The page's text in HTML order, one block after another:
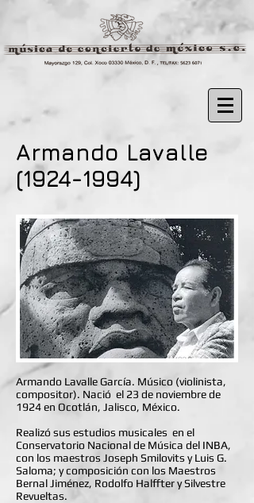
Armando Lavalle
(1924-1994)
Armando Lavalle García. Músico (violinista,
compositor). Nació el 23 de noviembre de
1924 en Ocotlán, Jalisco, México.
Realizó sus estudios musicales en el
Conservatorio Nacional de Música del INBA,
con los maestros Joseph Smilovits y Luis G.
Saloma; y composición con los Maestros
Bernal Jiménez, Rodolfo Halffter y Silvestre
Revueltas.